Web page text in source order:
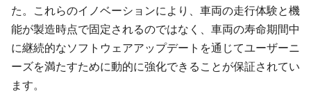
た。これらのイノベーションにより、車両の走行体験と機
能が製造時点で固定されるのではなく、車両の寿命期間中
に継続的なソフトウェアアップデートを通じてユーザーニ
ーズを満たすために動的に強化できることが保証されてい
ます。